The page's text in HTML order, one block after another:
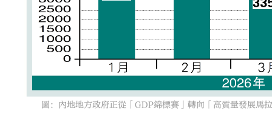
圖：內地地方政府正從「GDP錦標賽」轉向「高質量發展馬